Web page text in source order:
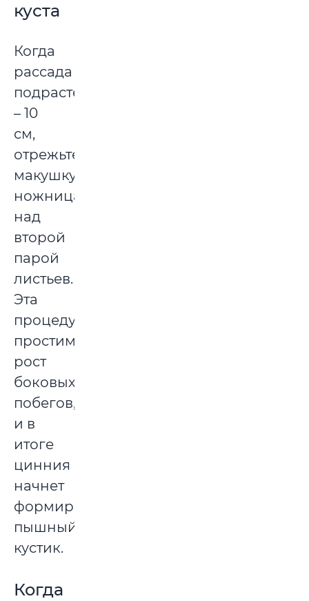
куста
Когда
рассада
подрастет
– 10
см,
отрежьте
макушку
ножницами
над
второй
парой
листьев.
Эта
процедура
простимулирует
рост
боковых
побегов,
и в
итоге
цинния
начнет
формировать
пышный
кустик.
Когда